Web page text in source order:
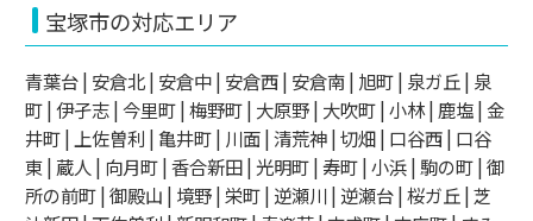
宝塚市の対応エリア
青葉台 | 安倉北 | 安倉中 | 安倉西 | 安倉南 | 旭町 | 泉ガ丘 | 泉
町 | 伊孑志 | 今里町 | 梅野町 | 大原野 | 大吹町 | 小林 | 鹿塩 | 金
井町 | 上佐曽利 | 亀井町 | 川面 | 清荒神 | 切畑 | 口谷西 | 口谷
東 | 蔵人 | 向月町 | 香合新田 | 光明町 | 寿町 | 小浜 | 駒の町 | 御
所の前町 | 御殿山 | 境野 | 栄町 | 逆瀬川 | 逆瀬台 | 桜ガ丘 | 芝